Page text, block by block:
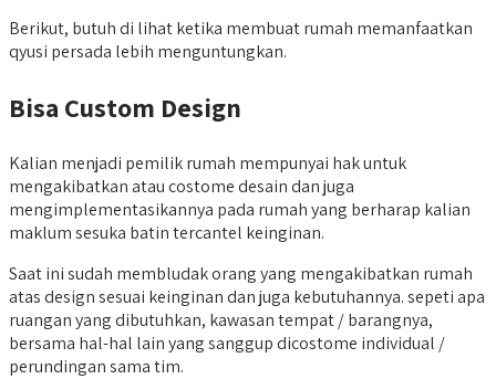
Berikut, butuh di lihat ketika membuat rumah memanfaatkan
qyusi persada lebih menguntungkan.
Bisa Custom Design
Kalian menjadi pemilik rumah mempunyai hak untuk
mengakibatkan atau costome desain dan juga
mengimplementasikannya pada rumah yang berharap kalian
maklum sesuka batin tercantel keinginan.
Saat ini sudah membludak orang yang mengakibatkan rumah
atas design sesuai keinginan dan juga kebutuhannya. sepeti apa
ruangan yang dibutuhkan, kawasan tempat / barangnya,
bersama hal-hal lain yang sanggup dicostome individual /
perundingan sama tim.